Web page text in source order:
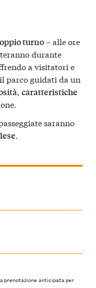
turno– alle ore
durante
a visitatori e
parco guidati da un
, caratteristiche
saranno
.
prenotazione anticipata per